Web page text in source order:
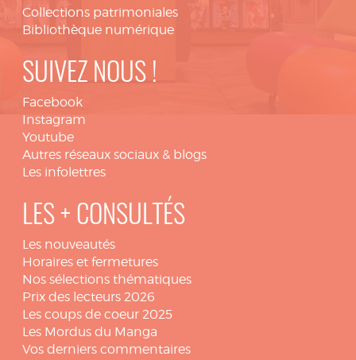
Collections patrimoniales
Bibliothèque numérique
SUIVEZ NOUS !
Facebook
Instagram
Youtube
Autres réseaux sociaux & blogs
Les infolettres
LES + CONSULTÉS
Les nouveautés
Horaires et fermetures
Nos sélections thématiques
Prix des lecteurs 2026
Les coups de coeur 2025
Les Mordus du Manga
Vos derniers commentaires